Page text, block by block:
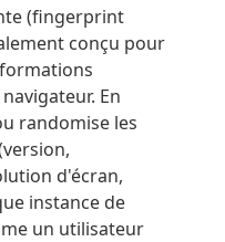
(fingerprint
conçu pour
En
randomise les
d'écran,
instance de
un utilisateur